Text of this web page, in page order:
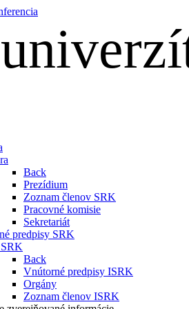
Back
Prezídium
Zoznam členov SRK
Pracovné komisie
Sekretariát
predpisy SRK
Back
Vnútorné predpisy ISRK
Orgány
Zoznam členov ISRK